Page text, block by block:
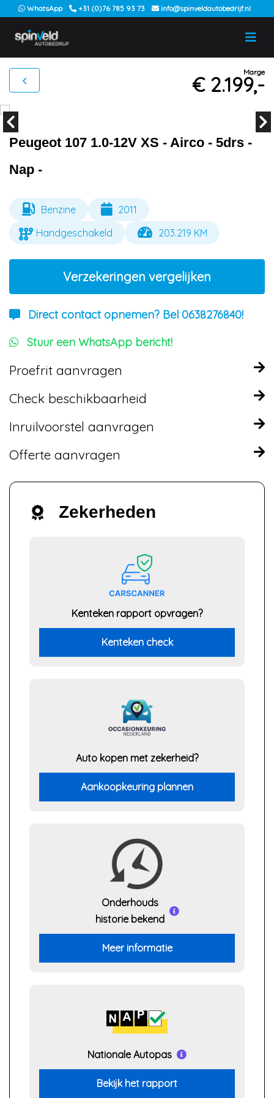
WhatsApp +31 (0)76 785 93 73 info@spinveldautobedrijf.nl
Marge
€ 2.199,-
Peugeot 107 1.0-12V XS - Airco - 5drs -
Nap -
Benzine
2011
Handgeschakeld
203.219 KM
Verzekeringen vergelijken
Direct contact opnemen? Bel 0638276840!
Stuur een WhatsApp bericht!
Proefrit aanvragen
Check beschikbaarheid
Inruilvoorstel aanvragen
Offerte aanvragen
Zekerheden
Kenteken rapport opvragen?
Kenteken check
Auto kopen met zekerheid?
Aankoopkeuring plannen
Onderhouds
historie bekend
Meer informatie
Nationale Autopas
Bekijk het rapport